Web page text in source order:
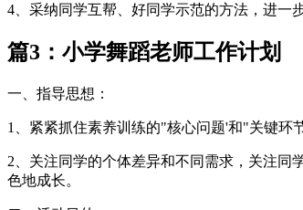
4、采纳同学互帮、好同学示范的方法，进一
篇3：小学舞蹈老师工作计划
一、指导思想：
1、紧紧抓住素养训练的"核心问题'和"关键环
2、关注同学的个体差异和不同需求，关注同
色地成长。